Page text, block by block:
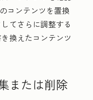
コンテンツを置換
てさらに調整する
換えたコンテンツ
または削除